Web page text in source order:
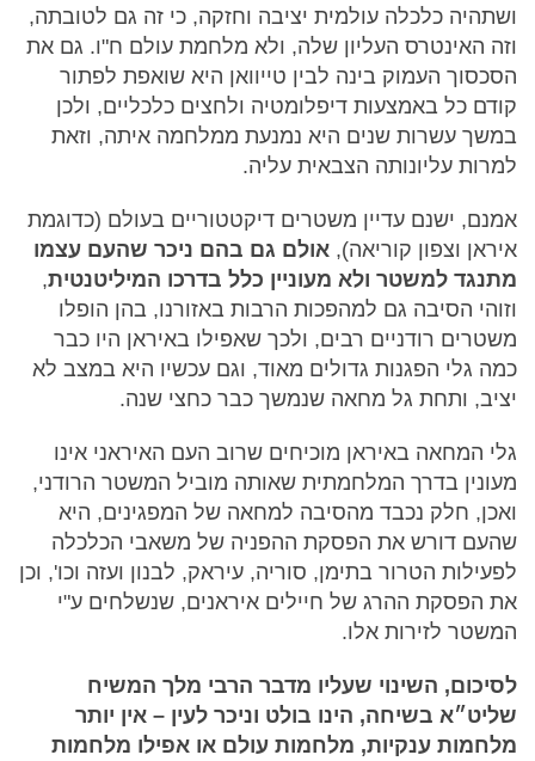
ושתהיה כלכלה עולמית יציבה וחזקה, כי זה גם לטובתה,
וזה האינטרס העליון שלה, ולא מלחמת עולם ח"ו. גם את
הסכסוך העמוק בינה לבין טייוואן היא שואפת לפתור
קודם כל באמצעות דיפלומטיה ולחצים כלכליים, ולכן
במשך עשרות שנים היא נמנעת ממלחמה איתה, וזאת
למרות עליונותה הצבאית עליה.
אמנם, ישנם עדיין משטרים דיקטטוריים בעולם (כדוגמת
איראן וצפון קוריאה), אולם גם בהם ניכר שהעם עצמו
מתנגד למשטר ולא מעוניין כלל בדרכו המיליטנטית,
וזוהי הסיבה גם למהפכות הרבות באזורנו, בהן הופלו
משטרים רודניים רבים, ולכך שאפילו באיראן היו כבר
כמה גלי הפגנות גדולים מאוד, וגם עכשיו היא במצב לא
יציב, ותחת גל מחאה שנמשך כבר כחצי שנה.
גלי המחאה באיראן מוכיחים שרוב העם האיראני אינו
מעונין בדרך המלחמתית שאותה מוביל המשטר הרודני,
ואכן, חלק נכבד מהסיבה למחאה של המפגינים, היא
שהעם דורש את הפסקת ההפניה של משאבי הכלכלה
לפעילות הטרור בתימן, סוריה, עיראק, לבנון ועזה וכו', וכן
את הפסקת ההרג של חיילים איראנים, שנשלחים ע"י
המשטר לזירות אלו.
לסיכום, השינוי שעליו מדבר הרבי מלך המשיח
שליט״א בשיחה, הינו בולט וניכר לעין – אין יותר
מלחמות ענקיות, מלחמות עולם או אפילו מלחמות